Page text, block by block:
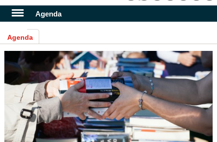
Agenda
Agenda